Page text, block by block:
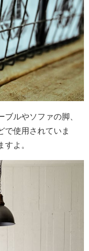
ルやソファの脚、
で使用されていま
よ。